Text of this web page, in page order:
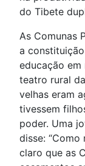
do Tibete
As Comunas
a
educação
teatro rural
velhas eram
tivessem
poder. Uma
disse: “Como
claro que as